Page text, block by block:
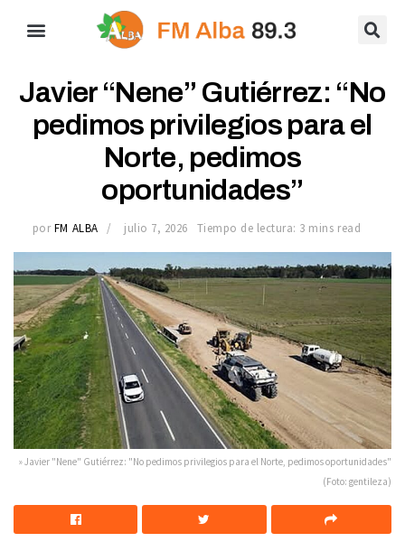
Javier “Nene” Gutiérrez: “No
pedimos privilegios para el
Norte, pedimos
oportunidades”
por FM ALBA julio 7, 2026 Tiempo de lectura: 3 mins read
» Javier "Nene" Gutiérrez: "No pedimos privilegios para el Norte, pedimos oportunidades"
(Foto: gentileza)